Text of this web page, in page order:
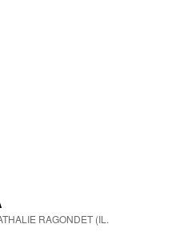
RAGONDET (IL.